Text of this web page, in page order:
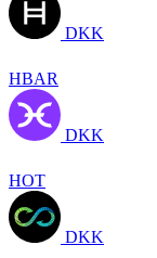
DKK
HBAR
DKK
HOT
DKK